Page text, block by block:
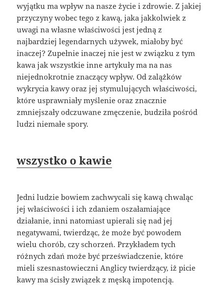
wyjątku ma wpływ na nasze życie i zdrowie. Z jakiej
przyczyny wobec tego z kawą, jaka jakkolwiek z
uwagi na własne właściwości jest jedną z
najbardziej legendarnych używek, miałoby być
inaczej? Zupełnie inaczej nie jest w związku z tym
kawa jak wszystkie inne artykuły ma na nas
niejednokrotnie znaczący wpływ. Od zalążków
wykrycia kawy oraz jej stymulujących właściwości,
które usprawniały myślenie oraz znacznie
zmniejszały odczuwane zmęczenie, budziła pośród
ludzi niemałe spory.
wszystko o kawie
Jedni ludzie bowiem zachwycali się kawą chwaląc
jej właściwości i ich zdaniem oszałamiające
działanie, inni natomiast upierali się nad jej
negatywami, twierdząc, że może być powodem
wielu chorób, czy schorzeń. Przykładem tych
różnych zdań może być przeświadczenie, które
mieli szesnastowieczni Anglicy twierdzący, iż picie
kawy ma ścisły związek z męską impotencją.